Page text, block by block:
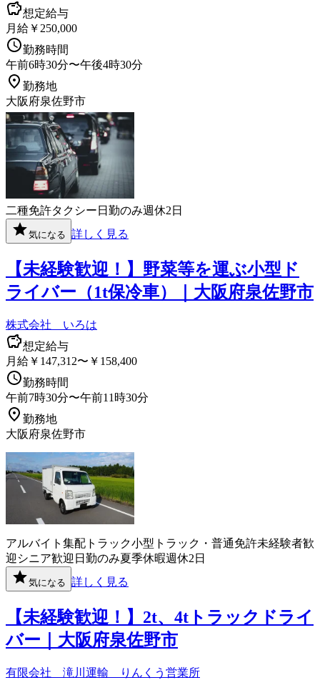
想定給与
月給￥250,000
勤務時間
午前6時30分〜午後4時30分
勤務地
大阪府泉佐野市
二種免許タクシー 日勤のみ週休2日
気になる 詳しく見る
【未経験歓迎！】野菜等を運ぶ小型ド
ライバー（1t保冷車）｜大阪府泉佐野市
株式会社 いろは
想定給与
月給￥147,312〜￥158,400
勤務時間
午前7時30分〜午前11時30分
勤務地
大阪府泉佐野市
アルバイト 集配 トラック小型トラック・普通免許未経験者歓
迎 シニア歓迎 日勤のみ夏季休暇週休2日
気になる 詳しく見る
【未経験歓迎！】2t、4tトラックドライ
バー｜大阪府泉佐野市
有限会社 滝川運輸 りんくう営業所